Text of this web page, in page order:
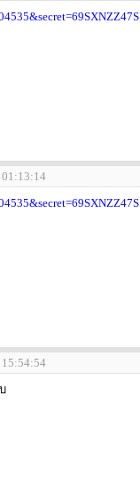
01:13:14
15:54:54